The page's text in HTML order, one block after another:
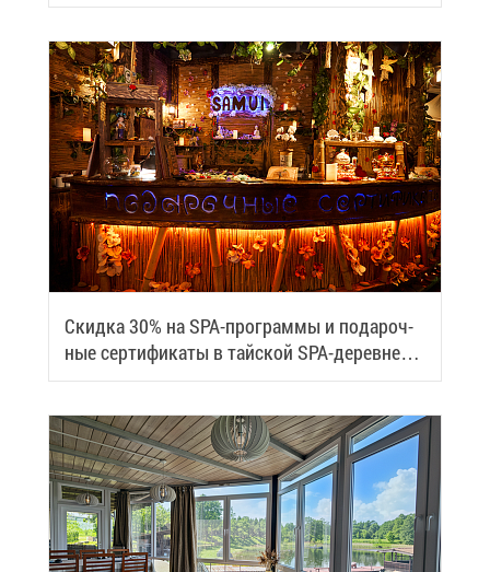
Скид­ка 30% на SPA-про­грам­мы и по­да­роч­
ные сер­ти­фи­ка­ты в тай­ской SPA-де­ревне
Samui